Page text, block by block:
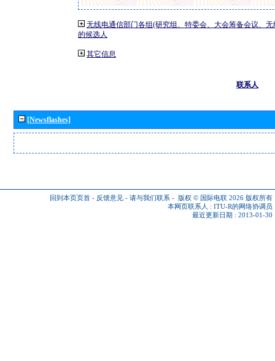
无线电通信部门各组(研究组、特委会、大会筹备会议、
的候选人
其它信息
联系人
[Newsflashes]
回到本页页首 - 反馈意见 - 请与我们联系 - 版权 © 国际电联 2026 版权所有
本网页联系人 : ITU-R的网络协调员
最近更新日期 : 2013-01-30